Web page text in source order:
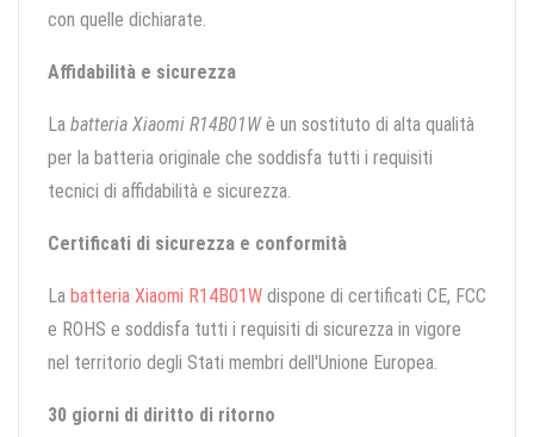
con quelle dichiarate.
Affidabilità e sicurezza
La batteria Xiaomi R14B01Wè un sostituto di alta qualità
per la batteria originale che soddisfa tutti i requisiti
tecnici di affidabilità e sicurezza.
Certificati di sicurezza e conformità
La batteria Xiaomi R14B01W dispone di certificati CE, FCC
e ROHS e soddisfa tutti i requisiti di sicurezza in vigore
nel territorio degli Stati membri dell'Unione Europea.
30 giorni di diritto di ritorno